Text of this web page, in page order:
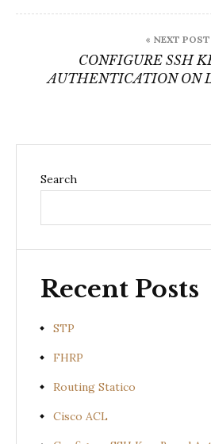
« NEXT POST
CONFIGURE SSH
AUTHENTICATION ON
Search
Recent Posts
STP
FHRP
Routing Statico
Cisco ACL